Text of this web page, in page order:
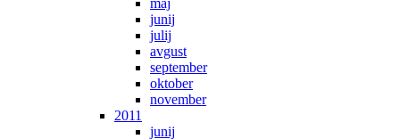
maj
junij
julij
avgust
september
oktober
november
2011
junij